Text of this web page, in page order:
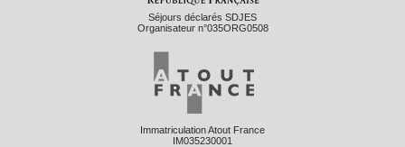
Séjours déclarés SDJES
Organisateur n°035ORG0508
Immatriculation Atout France
IM035230001